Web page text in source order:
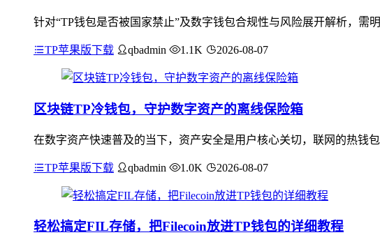
针对“TP钱包是否被国家禁止”及数字钱包合规性与风险展开解析，
TP苹果版下载 qbadmin 1.1K 2026-08-07
区块链TP冷钱包，守护数字资产的离线保险箱
在数字资产快速普及的当下，资产安全是用户核心关切，联网的热钱
TP苹果版下载 qbadmin 1.0K 2026-08-07
轻松搞定FIL存储，把Filecoin放进TP钱包的详细教程